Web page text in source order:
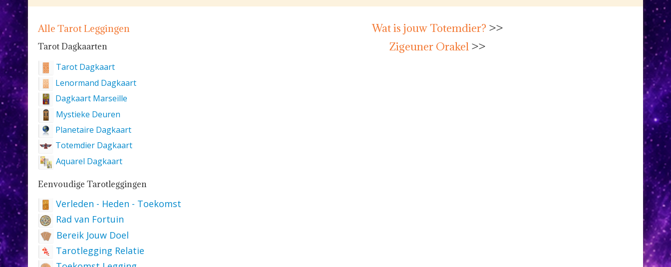
Alle Tarot Leggingen
Tarot Dagkaarten
Tarot Dagkaart
Lenormand Dagkaart
Dagkaart Marseille
Mystieke Deuren
Planetaire Dagkaart
Totemdier Dagkaart
Aquarel Dagkaart
Eenvoudige Tarotleggingen
Verleden - Heden - Toekomst
Rad van Fortuin
Bereik Jouw Doel
Tarotlegging Relatie
Wat is jouw Totemdier? >>
Zigeuner Orakel >>